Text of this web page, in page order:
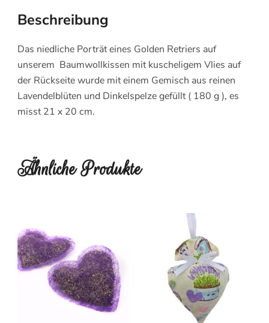
Beschreibung
Das niedliche Porträt eines Golden Retriers auf
unserem Baumwollkissen mit kuscheligem Vlies auf
der Rückseite wurde mit einem Gemisch aus reinen
Lavendelblüten und Dinkelspelze gefüllt ( 180 g ), es
misst 21 x 20 cm.
Ähnliche Produkte